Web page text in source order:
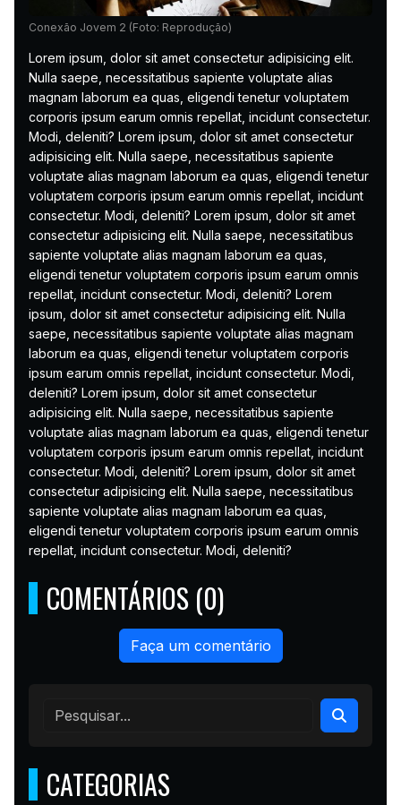
Conexão Jovem 2 (Foto: Reprodução)
Lorem ipsum, dolor sit amet consectetur adipisicing elit.
Nulla saepe, necessitatibus sapiente voluptate alias
magnam laborum ea quas, eligendi tenetur voluptatem
corporis ipsum earum omnis repellat, incidunt consectetur.
Modi, deleniti? Lorem ipsum, dolor sit amet consectetur
adipisicing elit. Nulla saepe, necessitatibus sapiente
voluptate alias magnam laborum ea quas, eligendi tenetur
voluptatem corporis ipsum earum omnis repellat, incidunt
consectetur. Modi, deleniti? Lorem ipsum, dolor sit amet
consectetur adipisicing elit. Nulla saepe, necessitatibus
sapiente voluptate alias magnam laborum ea quas,
eligendi tenetur voluptatem corporis ipsum earum omnis
repellat, incidunt consectetur. Modi, deleniti? Lorem
ipsum, dolor sit amet consectetur adipisicing elit. Nulla
saepe, necessitatibus sapiente voluptate alias magnam
laborum ea quas, eligendi tenetur voluptatem corporis
ipsum earum omnis repellat, incidunt consectetur. Modi,
deleniti? Lorem ipsum, dolor sit amet consectetur
adipisicing elit. Nulla saepe, necessitatibus sapiente
voluptate alias magnam laborum ea quas, eligendi tenetur
voluptatem corporis ipsum earum omnis repellat, incidunt
consectetur. Modi, deleniti? Lorem ipsum, dolor sit amet
consectetur adipisicing elit. Nulla saepe, necessitatibus
sapiente voluptate alias magnam laborum ea quas,
eligendi tenetur voluptatem corporis ipsum earum omnis
repellat, incidunt consectetur. Modi, deleniti?
COMENTÁRIOS (0)
Faça um comentário
CATEGORIAS